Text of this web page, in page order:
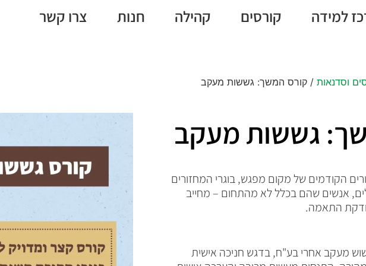
למידה קורסים קהילה חנות צרו קשר
וסדנאות/ קורס המשך: גששות מעקב
גששות מעקב
הקודמים של מקום מפגש, בוגרי המחזורים
אנשים שהם בכלל לא מהתחום – מחייב
התאמה.
מעקב אחרי בע"ח, בדגש חניכה אישית